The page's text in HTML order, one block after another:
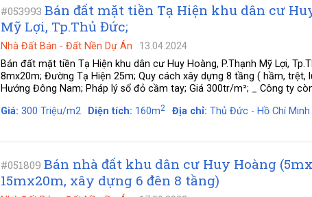
#053993 Bán đất mặt tiền Tạ Hiện khu dân cư
Mỹ Lợi, Tp.Thủ Đức;
Nhà Đất Bán - Đất Nền Dự Án
13.04.2024
Bán đất mặt tiền Tạ Hiện khu dân cư Huy Hoàng, P.Thạnh Mỹ Lợi,
8mx20m; Đường Tạ Hiện 25m; Quy cách xây dựng 8 tầng ( hầm, trệt,
Hướng Đông Nam; Pháp lý sổ đỏ cầm tay; Giá 300tr/m²; _ Công ty
Giá: 300 Triệu/m2 Diện tích: 160m2 Địa chỉ: Thủ Đức - Hồ Chí Minh
#051809 Bán nhà đất khu dân cư Huy Hoàng
15mx20m, xây dựng 6 đên 8 tầng)